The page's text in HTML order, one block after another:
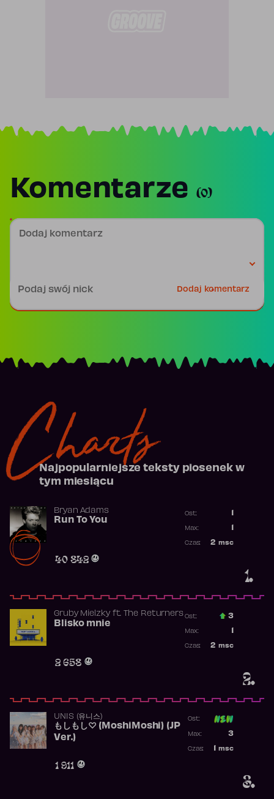
Komentarze (0)
Dodaj komentarz
Dodaj komentarz
Charts
Najpopularniejsze teksty piosenek w
tym miesiącu
1.
Bryan Adams
Run To You
40 842
Ost.:
Max:
2 msc
Czas:
2.
Gruby Mielzkyft. The Returners
Blisko mnie
2 658
Ost.: 3
Max:
2 msc
Czas:
3.
UNIS (유니스)
もしもし♡ (MoshiMoshi) (JP
Ver.)
1 911
Ost:
3
Max:
msc
Czas: